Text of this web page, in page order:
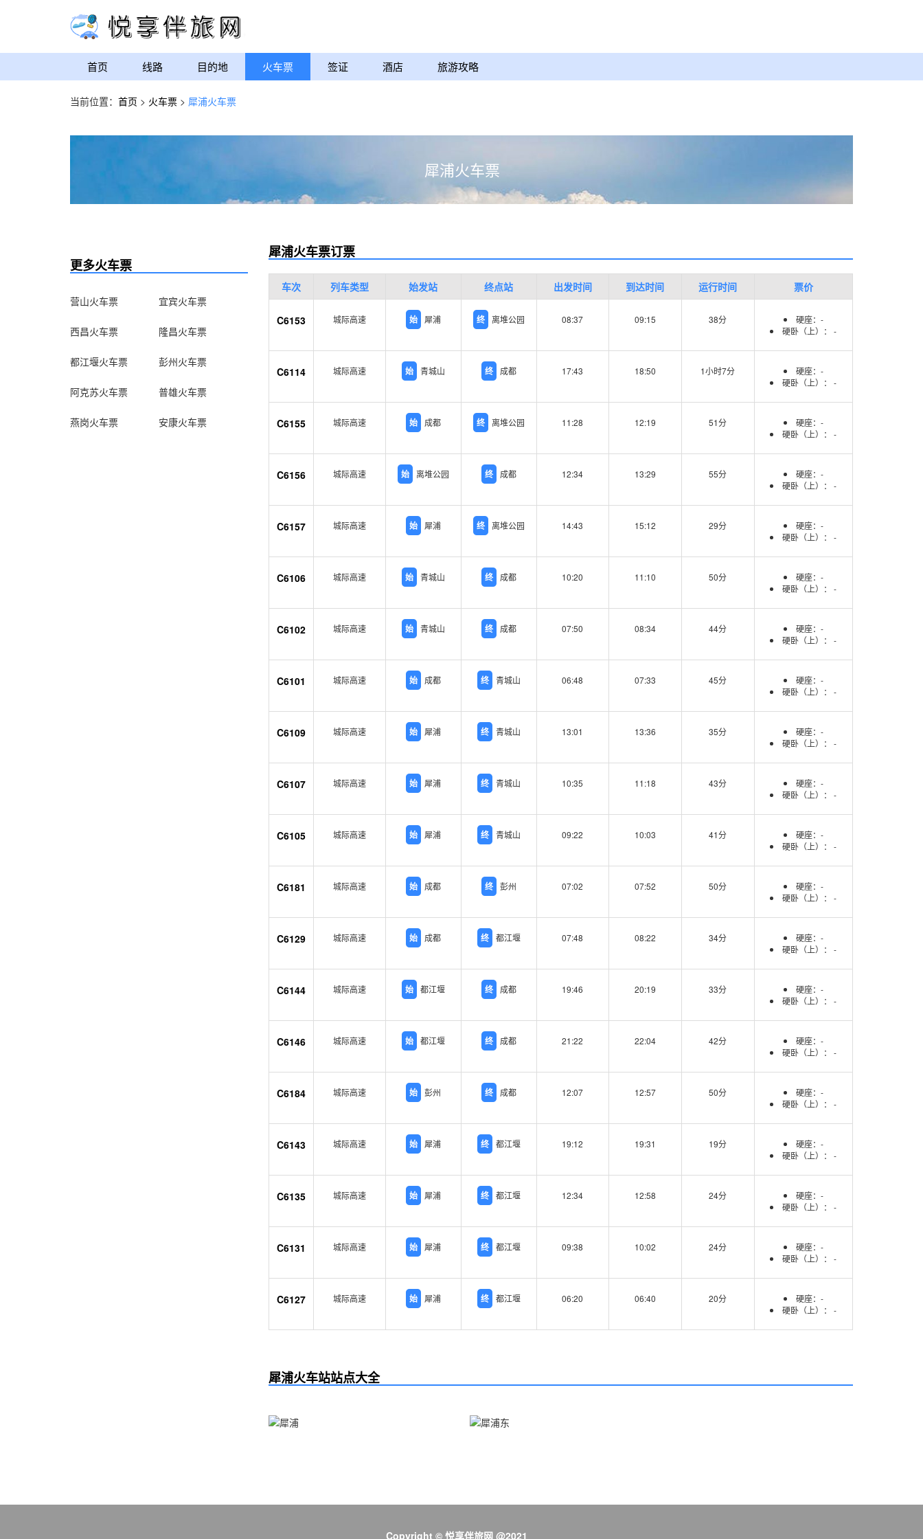
首页 线路 目的地 火车票 签证 酒店 旅游攻略
当前位置： 首页 > 火车票 > 犀浦火车票
犀浦火车票
更多火车票
营山火车票 宜宾火车票
西昌火车票 隆昌火车票
都江堰火车票 彭州火车票
阿克苏火车票 普雄火车票
燕岗火车票 安康火车票
犀浦火车票订票
车次 列车类型 始发站 终点站 出发时间 到达时间 运行时间 票价
C6153 城际高速 始 犀浦 终 离堆公园 08:37 09:15 38分
硬座：-
硬卧（上）： -
C6114 城际高速 始 青城山 终 成都 17:43 18:50 1小时7分
硬座：-
硬卧（上）： -
C6155 城际高速 始 成都 终 离堆公园 11:28 12:19 51分
硬座：-
硬卧（上）： -
C6156 城际高速 始 离堆公园 终 成都 12:34 13:29 55分
硬座：-
硬卧（上）： -
C6157 城际高速 始 犀浦 终 离堆公园 14:43 15:12 29分
硬座：-
硬卧（上）： -
C6106 城际高速 始 青城山 终 成都 10:20 11:10 50分
硬座：-
硬卧（上）： -
C6102 城际高速 始 青城山 终 成都 07:50 08:34 44分
硬座：-
硬卧（上）： -
C6101 城际高速 始 成都 终 青城山 06:48 07:33 45分
硬座：-
硬卧（上）： -
C6109 城际高速 始 犀浦 终 青城山 13:01 13:36 35分
硬座：-
硬卧（上）： -
C6107 城际高速 始 犀浦 终 青城山 10:35 11:18 43分
硬座：-
硬卧（上）： -
C6105 城际高速 始 犀浦 终 青城山 09:22 10:03 41分
硬座：-
硬卧（上）： -
C6181 城际高速 始 成都 终 彭州 07:02 07:52 50分
硬座：-
硬卧（上）： -
C6129 城际高速 始 成都 终 都江堰 07:48 08:22 34分
硬座：-
硬卧（上）： -
C6144 城际高速 始 都江堰 终 成都 19:46 20:19 33分
硬座：-
硬卧（上）： -
C6146 城际高速 始 都江堰 终 成都 21:22 22:04 42分
硬座：-
硬卧（上）： -
C6184 城际高速 始 彭州 终 成都 12:07 12:57 50分
硬座：-
硬卧（上）： -
C6143 城际高速 始 犀浦 终 都江堰 19:12 19:31 19分
硬座：-
硬卧（上）： -
C6135 城际高速 始 犀浦 终 都江堰 12:34 12:58 24分
硬座：-
硬卧（上）： -
C6131 城际高速 始 犀浦 终 都江堰 09:38 10:02 24分
硬座：-
硬卧（上）： -
C6127 城际高速 始 犀浦 终 都江堰 06:20 06:40 20分
硬座：-
硬卧（上）： -
犀浦火车站站点大全
Copyright © 悦享伴旅网 @2021